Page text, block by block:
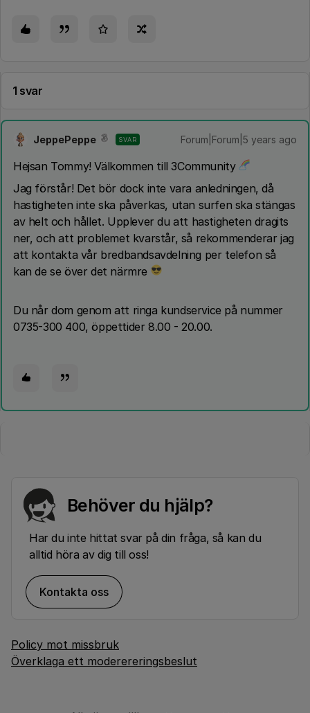
1 svar
JeppePeppe SVAR Forum|Forum|5 years ago
Hejsan Tommy! Välkommen till 3Community
Jag förstår! Det bör dock inte vara anledningen, då
hastigheten inte ska påverkas, utan surfen ska stängas
av helt och hållet. Upplever du att hastigheten dragits
ner, och att problemet kvarstår, så rekommenderar jag
att kontakta vår bredbandsavdelning per telefon så
kan de se över det närmre
Du når dom genom att ringa kundservice på nummer
0735-300 400, öppettider 8.00 - 20.00.
Behöver du hjälp?
Har du inte hittat svar på din fråga, så kan du
alltid höra av dig till oss!
Kontakta oss
Policy mot missbruk
Överklaga ett moderereringsbeslut